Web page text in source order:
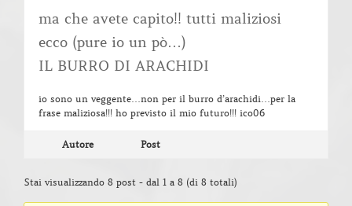
ma che avete capito!! tutti maliziosi
ecco (pure io un pò…)
IL BURRO DI ARACHIDI
io sono un veggente…non per il burro d’arachidi…per la
frase maliziosa!!! ho previsto il mio futuro!!! ico06
Autore Post
Stai visualizzando 8 post - dal 1 a 8 (di 8 totali)